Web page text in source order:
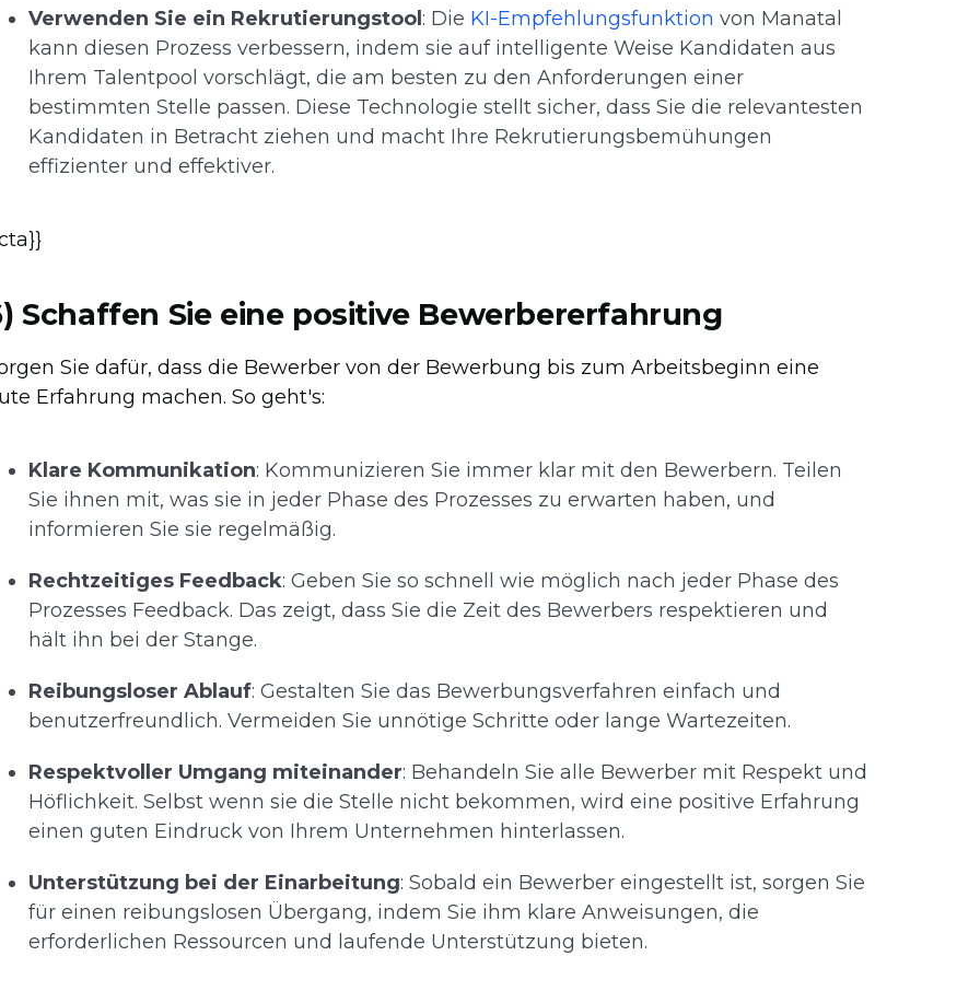
Verwenden Sie ein Rekrutierungstool : Die KI-Empfehlungsfunktion von Manatal
kann diesen Prozess verbessern, indem sie auf intelligente Weise Kandidaten aus
Ihrem Talentpool vorschlägt, die am besten zu den Anforderungen einer
bestimmten Stelle passen. Diese Technologie stellt sicher, dass Sie die relevantesten
Kandidaten in Betracht ziehen und macht Ihre Rekrutierungsbemühungen
effizienter und effektiver.
Schaffen Sie eine positive Bewerbererfahrung
Sie dafür, dass die Bewerber von der Bewerbung bis zum Arbeitsbeginn eine
Erfahrung machen. So geht's:
Klare Kommunikation: Kommunizieren Sie immer klar mit den Bewerbern. Teilen
Sie ihnen mit, was sie in jeder Phase des Prozesses zu erwarten haben, und
informieren Sie sie regelmäßig.
Rechtzeitiges Feedback: Geben Sie so schnell wie möglich nach jeder Phase des
Prozesses Feedback. Das zeigt, dass Sie die Zeit des Bewerbers respektieren und
hält ihn bei der Stange.
Reibungsloser Ablauf: Gestalten Sie das Bewerbungsverfahren einfach und
benutzerfreundlich. Vermeiden Sie unnötige Schritte oder lange Wartezeiten.
Respektvoller Umgang miteinander: Behandeln Sie alle Bewerber mit Respekt und
Höflichkeit. Selbst wenn sie die Stelle nicht bekommen, wird eine positive Erfahrung
einen guten Eindruck von Ihrem Unternehmen hinterlassen.
Unterstützung bei der Einarbeitung: Sobald ein Bewerber eingestellt ist, sorgen Sie
für einen reibungslosen Übergang, indem Sie ihm klare Anweisungen, die
erforderlichen Ressourcen und laufende Unterstützung bieten.